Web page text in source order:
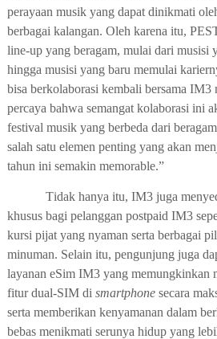
perayaan musik yang dapat dinikmati
berbagai kalangan. Oleh karena itu,
line-up yang beragam, mulai dari musisi
hingga musisi yang baru memulai
bisa berkolaborasi kembali bersama
percaya bahwa semangat kolaborasi ini
festival musik yang berbeda dari
salah satu elemen penting yang akan
tahun ini semakin memorable.”
Tidak hanya itu, IM3 juga
khusus bagi pelanggan postpaid IM3
kursi pijat yang nyaman serta berbagai
minuman. Selain itu, pengunjung juga
layanan eSim IM3 yang memungkinkan
fitur dual-SIM di smartphonesecara
serta memberikan kenyamanan dalam
bebas menikmati serunya hidup yang